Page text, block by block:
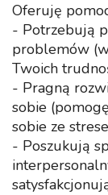
Oferuję
- Potrzebują
problemów
Twoich
- Pragną
sobie
sobie ze
- Poszukują